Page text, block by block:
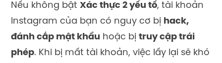
Nếu không bật Xác thực 2 yếu tố, tài khoản
Instagram của bạn có nguy cơ bị hack,
đánh cắp mật khẩu hoặc bị truy cập trái
phép. Khi bị mất tài khoản, việc lấy lại sẽ khó